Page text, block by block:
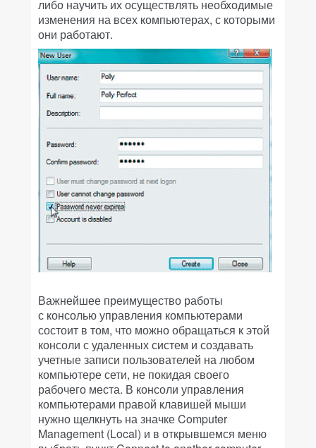
либо научить их осуществлять необходимые
изменения на всех компьютерах, с которыми
они работают.
Важнейшее преимущество работы
с консолью управления компьютерами
состоит в том, что можно обращаться к этой
консоли с удаленных систем и создавать
учетные записи пользователей на любом
компьютере сети, не покидая своего
рабочего места. В консоли управления
компьютерами правой клавишей мыши
нужно щелкнуть на значке Computer
Management (Local) и в открывшемся меню